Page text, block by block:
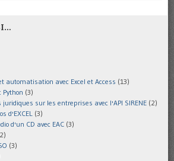
automatisation avec Excel et Access (13)
Python (3)
juridiques sur les entreprises avec l'API SIRENE (2)
d'EXCEL (3)
d'un CD avec EAC (3)
(3)